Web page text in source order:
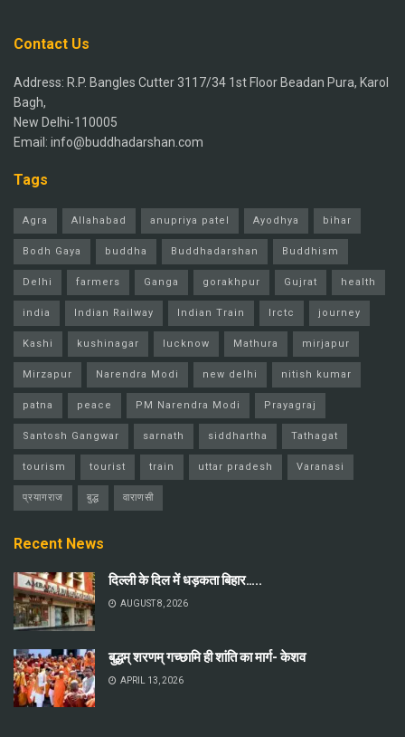
Contact Us
Address: R.P. Bangles Cutter 3117/34 1st Floor Beadan Pura, Karol
Bagh,
New Delhi-110005
Email: info@buddhadarshan.com
Tags
Agra Allahabad anupriya patel Ayodhya bihar
Bodh Gaya buddha Buddhadarshan Buddhism
Delhi farmers Ganga gorakhpur Gujrat health
india Indian Railway Indian Train Irctc journey
Kashi kushinagar lucknow Mathura mirjapur
Mirzapur Narendra Modi new delhi nitish kumar
patna peace PM Narendra Modi Prayagraj
Santosh Gangwar sarnath siddhartha Tathagat
tourism tourist train uttar pradesh Varanasi
प्रयागराज बुद्ध वाराणसी
Recent News
दिल्ली के दिल में धड़कता बिहार…..
AUGUST 8, 2026
बुद्धम् शरणम् गच्छामि ही शांति का मार्ग- केशव
APRIL 13, 2026